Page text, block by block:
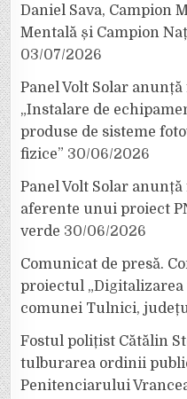
Daniel Sava, Campion
Mentală și Campion
03/07/2026
Panel Volt Solar
„Instalare de
produse de sisteme
fizice” 30/06/2026
Panel Volt Solar
aferente unui proiect
verde 30/06/2026
Comunicat de presă.
proiectul
comunei Tulnici,
Fostul polițist Cătălin
tulburarea ordinii
Penitenciarului